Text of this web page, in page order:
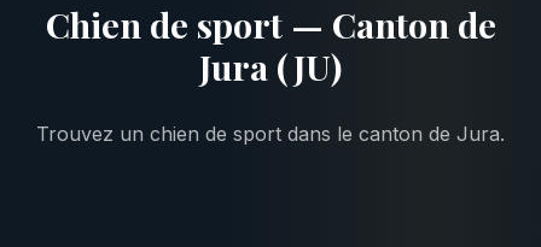
Chien de sport — Canton de
Jura (JU)
Trouvez un chien de sport dans le canton de Jura.